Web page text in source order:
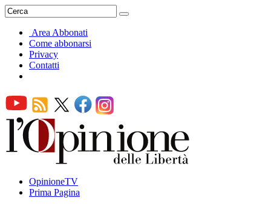
Area Abbonati
Come abbonarsi
Privacy
Contatti
OpinioneTV
Prima Pagina